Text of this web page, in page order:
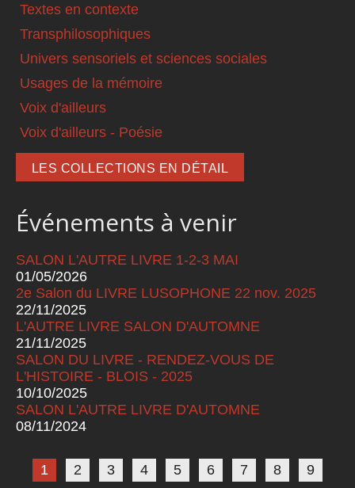
Textes en contexte
Transphilosophiques
Univers sensoriels et sciences sociales
Usages de la mémoire
Voix d'ailleurs
Voix d'ailleurs - Poésie
LES COLLECTIONS EN DÉTAIL
Événements à venir
SALON L'AUTRE LIVRE 1-2-3 MAI
01/05/2026
2e Salon du LIVRE LUSOPHONE 22 nov. 2025
22/11/2025
L'AUTRE LIVRE SALON D'AUTOMNE
21/11/2025
SALON DU LIVRE - RENDEZ-VOUS DE
L'HISTOIRE - BLOIS - 2025
10/10/2025
SALON L'AUTRE LIVRE D'AUTOMNE
08/11/2024
Pages
1 2 3 4 5 6 7 8 9